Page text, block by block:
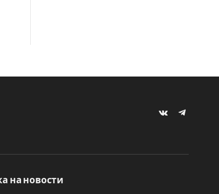
VKontakteTelegram
на новости